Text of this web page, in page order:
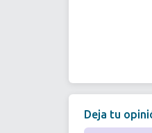
Deja tu